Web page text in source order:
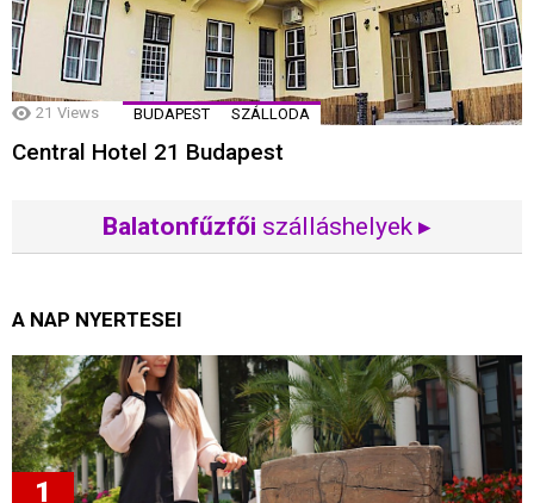
21 Views BUDAPEST SZÁLLODA
Central Hotel 21 Budapest
Balatonfűzfői szálláshelyek ▸
A NAP NYERTESEI